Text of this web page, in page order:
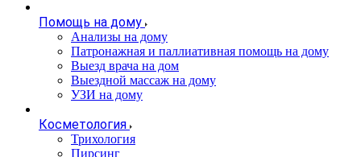
Помощь на дому
Анализы на дому
Патронажная и паллиативная помощь на дому
Выезд врача на дом
Выездной массаж на дому
УЗИ на дому
Косметология
Трихология
Пирсинг